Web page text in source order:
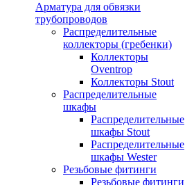
Арматура для обвязки
трубопроводов
Распределительные
коллекторы (гребенки)
Коллекторы
Oventrop
Коллекторы Stout
Распределительные
шкафы
Распределительные
шкафы Stout
Распределительные
шкафы Wester
Резьбовые фитинги
Резьбовые фитинги